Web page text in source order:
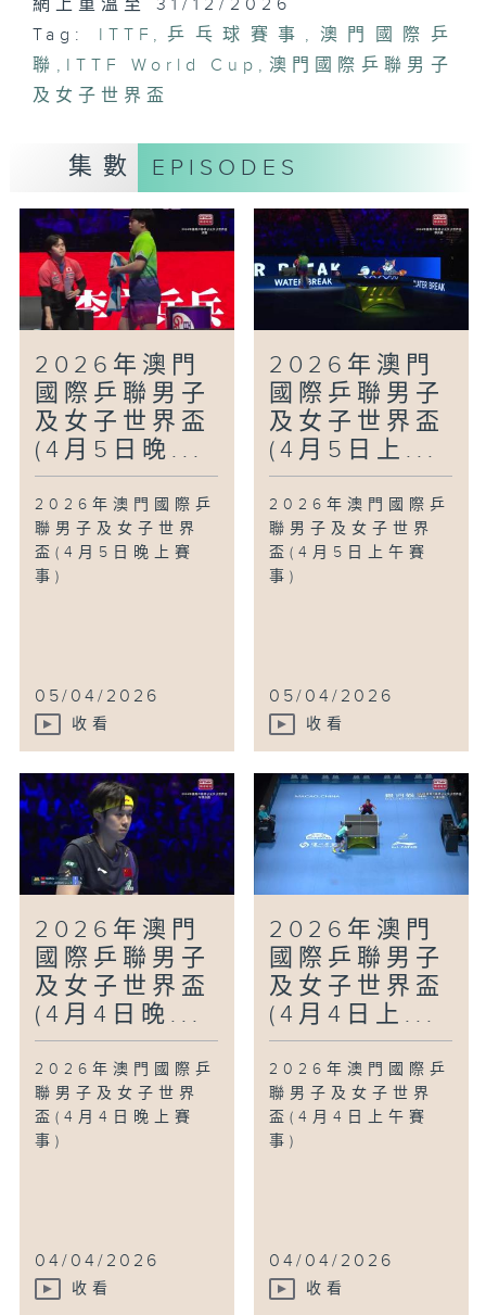
網上重溫至 31/12/2026
Tag:
ITTF , 乒乓球賽事 ,
澳門國際乒
聯 , ITTF World Cup , 澳門國際乒聯男子
及女子世界盃
集數 EPISODES
2026年澳門
國際乒聯男子
及女子世界盃
(4月5日晚...
2026年澳門國際乒
聯男子及女子世界
盃(4月5日晚上賽
事)
05/04/2026
收看
2026年澳門
國際乒聯男子
及女子世界盃
(4月5日上...
2026年澳門國際乒
聯男子及女子世界
盃(4月5日上午賽
事)
05/04/2026
收看
2026年澳門
國際乒聯男子
及女子世界盃
(4月4日晚...
2026年澳門國際乒
聯男子及女子世界
盃(4月4日晚上賽
事)
04/04/2026
收看
2026年澳門
國際乒聯男子
及女子世界盃
(4月4日上...
2026年澳門國際乒
聯男子及女子世界
盃(4月4日上午賽
事)
04/04/2026
收看